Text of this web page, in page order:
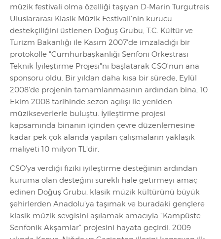
müzik festivali olma özelliği taşıyan D-Marin Turgutreis
Uluslararası Klasik Müzik Festivali'nin kurucu
destekçiliğini üstlenen Doğuş Grubu, T.C. Kültür ve
Turizm Bakanlığı ile Kasım 2007'de imzaladığı bir
protokolle "Cumhurbaşkanlığı Senfoni Orkestrası
Teknik İyileştirme Projesi"ni başlatarak CSO'nun ana
sponsoru oldu. Bir yıldan daha kısa bir sürede, Eylül
2008'de projenin tamamlanmasının ardından bina, 10
Ekim 2008 tarihinde sezon açılışı ile yeniden
müzikseverlerle buluştu. İyileştirme projesi
kapsamında binanın içinden çevre düzenlemesine
kadar pek çok alanda yapılan çalışmaların yaklaşık
maliyeti 10 milyon TL'dir.
CSO'ya verdiği fiziki iyileştirme desteğinin ardından
kuruma olan desteğini sürekli hale getirmeyi amaç
edinen Doğuş Grubu, klasik müzik kültürünü büyük
şehirlerden Anadolu'ya taşımak ve buradaki gençlere
klasik müzik sevgisini aşılamak amacıyla "Kampüste
Senfonik Akşamlar" projesini hayata geçirdi. 2009